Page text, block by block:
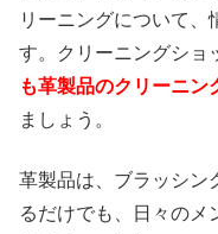
リーニングについて、
す。クリーニングショ
も革製品のクリーニン
ましょう。
革製品は、ブラッシン
るだけでも、日々のメ